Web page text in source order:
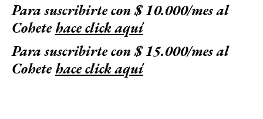
Para suscribirte con $ 10.000/mes al
Cohetehace click aquí
Para suscribirte con $ 15.000/mes al
Cohetehace click aquí